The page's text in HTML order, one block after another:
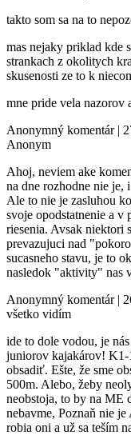
takto som sa na to
mas nejaky priklad kde
strankach z okolitych
skusenosti ze to k
mne pride vela nazorov
Anonymný komentár |
Anonym
Ahoj, neviem ake
na dne rozhodne nie je,
Ale to nie je zasluhou
svoje opodstatnenie a v
riesenia. Avsak niektori
prevazujuci nad
sucasneho stavu, je to
nasledok "aktivity" nas
Anonymný komentár |
všetko vidím
ide to dole vodou, je
juniorov kajakárov!
obsadiť. Ešte, že sme
500m. Alebo, žeby
neobstoja, to by na ME
nebavme, Poznaň nie
robia oni a už sa teším